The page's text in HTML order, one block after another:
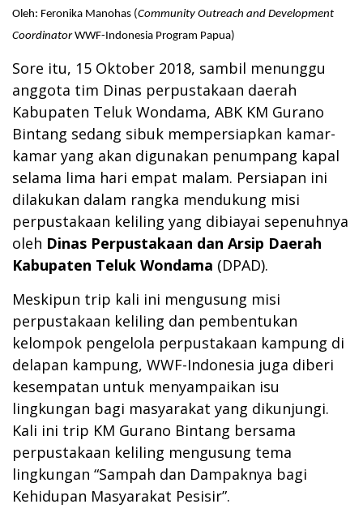
Oleh: Feronika Manohas (Community Outreach and Development
CoordinatorWWF-Indonesia Program Papua)
Sore itu, 15 Oktober 2018, sambil menunggu
anggota tim Dinas perpustakaan daerah
Kabupaten Teluk Wondama, ABK KM Gurano
Bintang sedang sibuk mempersiapkan kamar-
kamar yang akan digunakan penumpang kapal
selama lima hari empat malam. Persiapan ini
dilakukan dalam rangka mendukung misi
perpustakaan keliling yang dibiayai sepenuhnya
oleh Dinas Perpustakaan dan Arsip Daerah
Kabupaten Teluk Wondama (DPAD).
Meskipun trip kali ini mengusung misi
perpustakaan keliling dan pembentukan
kelompok pengelola perpustakaan kampung di
delapan kampung, WWF-Indonesia juga diberi
kesempatan untuk menyampaikan isu
lingkungan bagi masyarakat yang dikunjungi.
Kali ini trip KM Gurano Bintang bersama
perpustakaan keliling mengusung tema
lingkungan “Sampah dan Dampaknya bagi
Kehidupan Masyarakat Pesisir”.